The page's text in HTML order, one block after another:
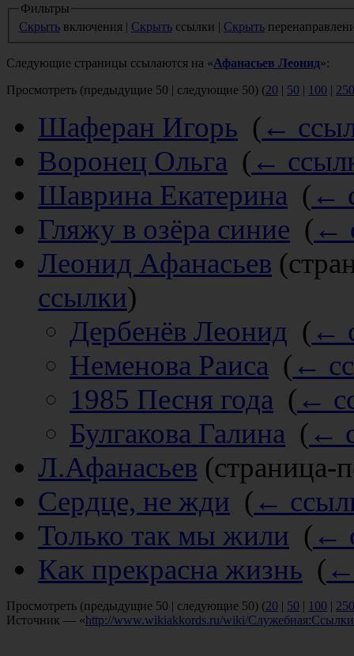
Фильтры
Скрыть включения | Скрыть ссылки | Скрыть
Следующие страницы ссылаются на «Афанасьев Леонид»:
Просмотреть (предыдущие 50 | следующие 50) (20 | 50 | 100 | 250
Шаферан Игорь ( ←
Воронец Ольга ( ←
Шаврина Екатерина ( ←
Гляжу в озёра синие ( ←
Леонид Афанасьев
ссылки)
Дербенёв Леонид ( ←
Неменова Раиса ( ←
1985 Песня года ( ←
Булгакова Галина ( ←
Л.Афанасьев (страница-
Сердце, не жди ( ←
Только так мы жили ( ←
Как прекрасна жизнь (
Просмотреть (предыдущие 50 | следующие 50) (20 | 50 | 100 | 250
Источник — «http://www.wikiakkords.ru/wiki/